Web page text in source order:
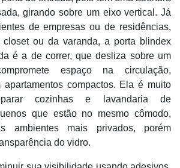
girando sobre um eixo vertical. Já
de empresas ou de residências,
ou da varanda, a porta blindex
é a de correr, que desliza sobre um
espaço na circulação,
apartamentos compactos. Ela é muito
cozinhas e lavandaria de
que estão no mesmo cômodo,
ambientes mais privados, porém
do vidro.